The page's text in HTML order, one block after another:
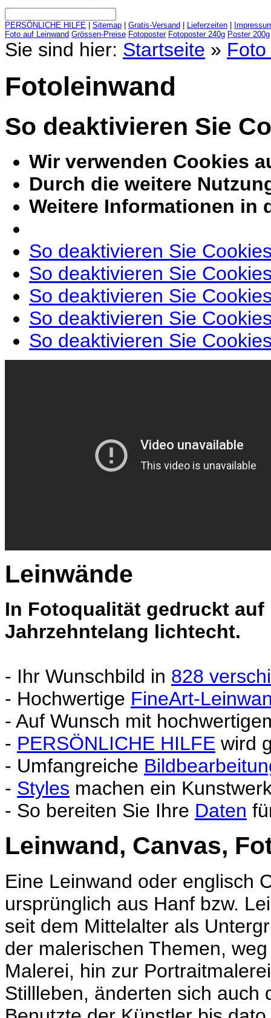
PERSÖNLICHE HILFE Sitemap Gratis-Versand Lieferzeiten
Foto auf Leinwand Grössen-Preise Fotoposter Fotoposter 240g Poster 200g
Sie sind hier: Startseite »
Fotoleinwand
So deaktivieren Sie
Wir verwenden Cookies
Durch die weitere
Weitere Informationen in
So deaktivieren Sie
So deaktivieren Sie
So deaktivieren Sie
So deaktivieren Sie
So deaktivieren Sie
Leinwände
In Fotoqualität gedruckt
Jahrzehntelang lichtecht.
- Ihr Wunschbild in 828
- Hochwertige FineArt-
- Auf Wunsch mit
- PERSÖNLICHE HILFE wird
- Umfangreiche
- Styles machen ein
- So bereiten Sie Ihre Daten
Leinwand, Canvas,
Eine Leinwand oder englisch
ursprünglich aus Hanf bzw.
seit dem Mittelalter als
der malerischen Themen,
Malerei, hin zur
Stillleben, änderten sich auch